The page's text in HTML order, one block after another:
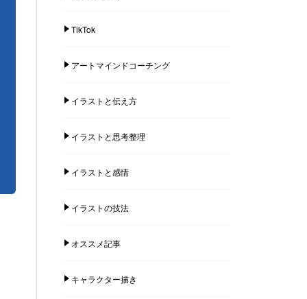
TikTok
アートマインドコーチング
イラストと伝え方
イラストと思考整理
イラストと感情
イラストの技法
オススメ記事
キャラクター描き